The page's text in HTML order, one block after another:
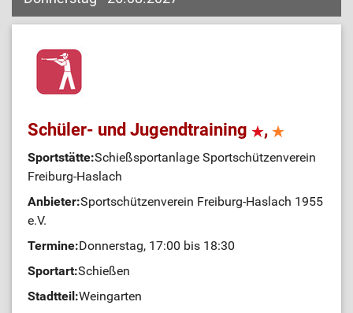
Schüler- und Jugendtraining ,
Sportstätte:Schießsportanlage Sportschützenverein
Freiburg-Haslach
Anbieter:Sportschützenverein Freiburg-Haslach 1955
e.V.
Termine:Donnerstag, 17:00 bis 18:30
Sportart:Schießen
Stadtteil:Weingarten